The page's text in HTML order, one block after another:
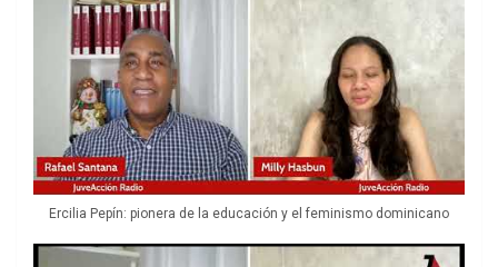
Ercilia Pepín: pionera de la educación y el feminismo dominicano